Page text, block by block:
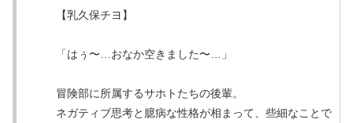
【乳久保チヨ】
「はぅ〜…おなか空きました〜…」
冒険部に所属するサホトたちの後輩。
ネガティブ思考と臆病な性格が相まって、些細なことで